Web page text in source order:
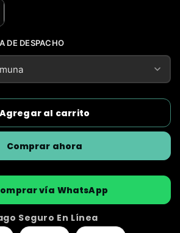
DE DESPACHO
Agregar al carrito
Comprar ahora
vía WhatsApp
Seguro En Línea